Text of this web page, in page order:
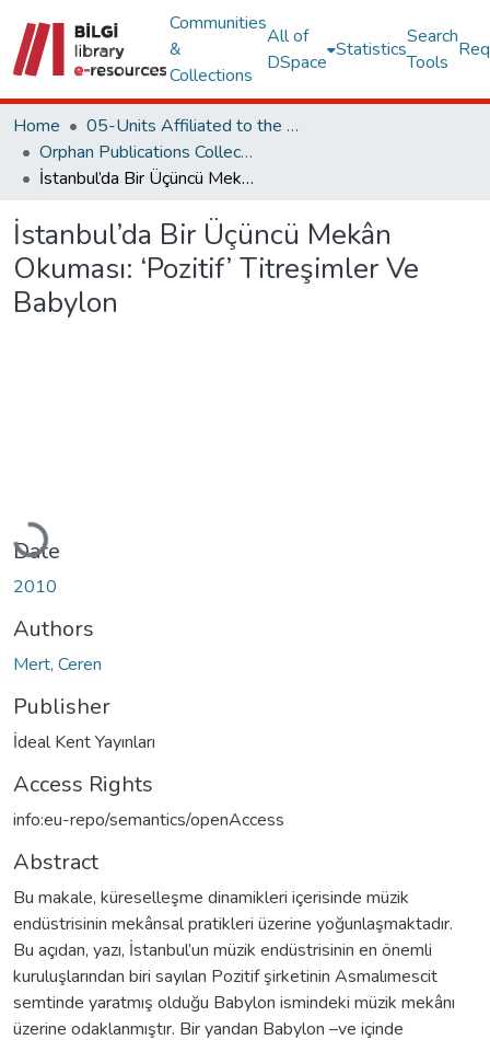
Communities
&
Collections
All of
DSpace
Statistics
Search
Tools
Home
05-Units Affiliated to the Rectorate
Orphan Publications Collections
İstanbul’da Bir Üçüncü Mekân Okuması: ‘Pozitif’ Titreşimler Ve Babylon
İstanbul’da Bir Üçüncü Mekân
Okuması: ‘Pozitif’ Titreşimler Ve
Babylon
Loading...
Date
2010
Authors
Mert, Ceren
Publisher
İdeal Kent Yayınları
Access Rights
info:eu-repo/semantics/openAccess
Abstract
Bu makale, küreselleşme dinamikleri içerisinde müzik
endüstrisinin mekânsal pratikleri üzerine yoğunlaşmaktadır.
Bu açıdan, yazı, İstanbul’un müzik endüstrisinin en önemli
kuruluşlarından biri sayılan Pozitif şirketinin Asmalımescit
semtinde yaratmış olduğu Babylon ismindeki müzik mekânı
üzerine odaklanmıştır. Bir yandan Babylon –ve içinde